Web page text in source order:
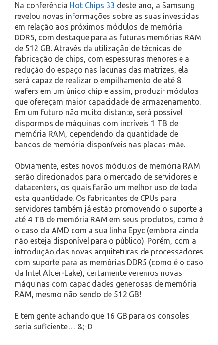
Na conferência Hot Chips 33 deste ano, a Samsung
revelou novas informações sobre as suas investidas
em relação aos próximos módulos de memória
DDR5, com destaque para as futuras memórias RAM
de 512 GB. Através da utilização de técnicas de
fabricação de chips, com espessuras menores e a
redução do espaço nas lacunas das matrizes, ela
será capaz de realizar o empilhamento de até 8
wafers em um único chip e assim, produzir módulos
que ofereçam maior capacidade de armazenamento.
Em um futuro não muito distante, será possível
dispormos de máquinas com incríveis 1 TB de
memória RAM, dependendo da quantidade de
bancos de memória disponíveis nas placas-mãe.
Obviamente, estes novos módulos de memória RAM
serão direcionados para o mercado de servidores e
datacenters, os quais farão um melhor uso de toda
esta quantidade. Os fabricantes de CPUs para
servidores também já estão promovendo o suporte a
até 4 TB de memória RAM em seus produtos, como é
o caso da AMD com a sua linha Epyc (embora ainda
não esteja disponível para o público). Porém, com a
introdução das novas arquiteturas de processadores
com suporte para as memórias DDR5 (como é o caso
da Intel Alder-Lake), certamente veremos novas
máquinas com capacidades generosas de memória
RAM, mesmo não sendo de 512 GB!
E tem gente achando que 16 GB para os consoles
seria suficiente… &;-D